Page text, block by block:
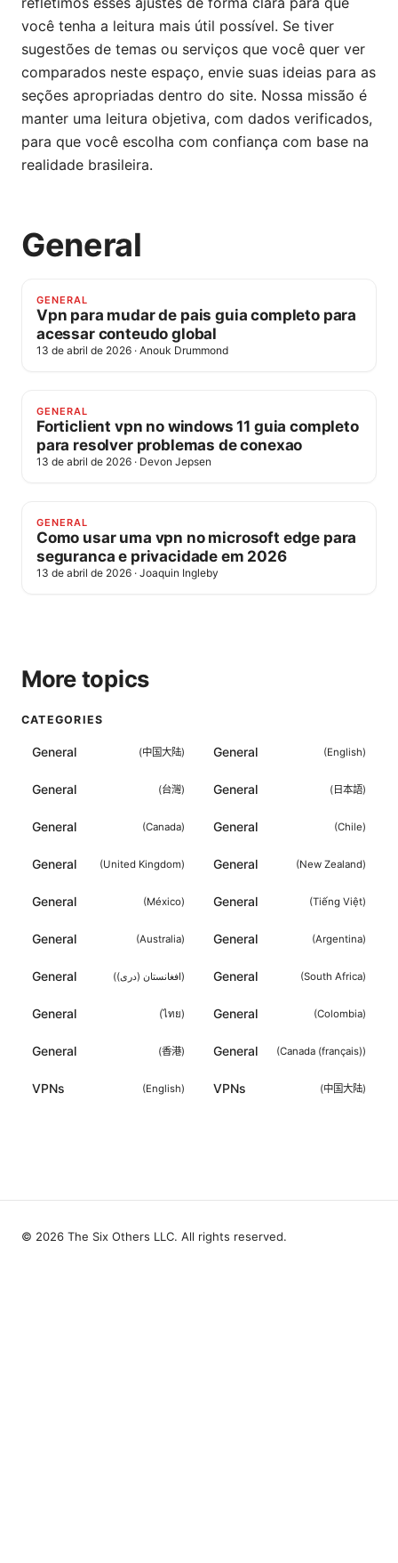
você tenha a leitura mais útil possível. Se tiver
sugestões de temas ou serviços que você quer ver
comparados neste espaço, envie suas ideias para as
seções apropriadas dentro do site. Nossa missão é
manter uma leitura objetiva, com dados verificados,
para que você escolha com confiança com base na
realidade brasileira.
General
GENERAL
Vpn para mudar de pais guia completo para
acessar conteudo global
13 de abril de 2026 · Anouk Drummond
GENERAL
Forticlient vpn no windows 11 guia completo
para resolver problemas de conexao
13 de abril de 2026 · Devon Jepsen
GENERAL
Como usar uma vpn no microsoft edge para
seguranca e privacidade em 2026
13 de abril de 2026 · Joaquin Ingleby
More topics
CATEGORIES
General (中国大陆) General (English)
General (台灣) General ( 日本語)
General (Canada) General (Chile)
General (United Kingdom) General (New Zealand)
General (México) General (Tiếng Việt)
General (Australia) General (Argentina)
General (افغانستان (دری)) General (South Africa)
General (ไทย) General (Colombia)
General (香港) General (Canada (français))
VPNs (English) VPNs (中国大陆)
© 2026 The Six Others LLC. All rights reserved.